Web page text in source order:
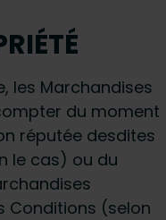
les Marchandises
du moment
réputée desdites
le cas) ou du
Conditions (selon